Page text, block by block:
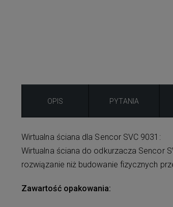
OPIS PYTANIA
Wirtualna ściana dla Sencor SVC 9031:
Wirtualna ściana do odkurzacza Sencor
rozwiązanie niż budowanie fizycznych
Zawartość opakowania: